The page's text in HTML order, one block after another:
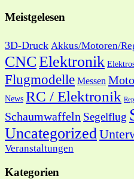
Meistgelesen
3D-Druck Akkus/Motoren/
CNCElektronik
Flugmodelle Messen
News RC / Elektronik
Schaumwaffeln Segelflug
Uncategorized
Veranstaltungen
Kategorien